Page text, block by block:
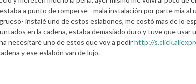
a punto de romperse –mala instalación por parte mia al
instalé uno de estos eslabones, me costó mas de lo
en la cadena, estaba demasiado duro y tuve que usar
necesitaré uno de estos que voy a pedirhttp://
y ese eslabón van de lujo.